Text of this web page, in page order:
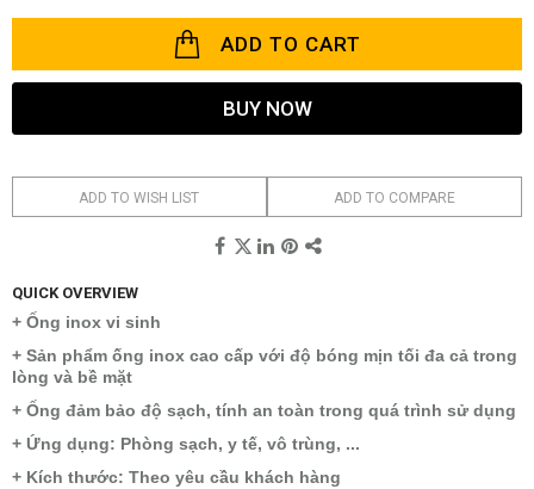
ADD TO CART
BUY NOW
ADD TO WISH LIST ADD TO COMPARE
QUICK OVERVIEW
+ Ống inox vi sinh
+ Sản phẩm ống inox cao cấp với độ bóng mịn tối đa cả trong
lòng và bề mặt
+ Ống đảm bảo độ sạch, tính an toàn trong quá trình sử dụng
+ Ứng dụng: Phòng sạch, y tế, vô trùng, ...
+ Kích thước: Theo yêu cầu khách hàng